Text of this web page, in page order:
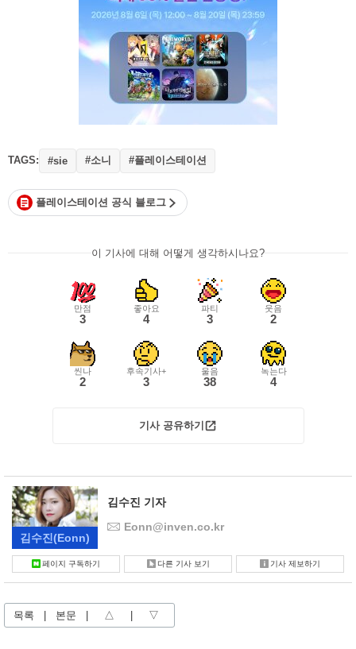
TAGS: #sie #소니 #플레이스테이션
플레이스테이션 공식 블로그
이 기사에 대해 어떻게 생각하시나요?
만점
3
좋아요
4
파티
3
웃음
2
씬나
2
후속기사+
3
울음
38
녹는다
4
기사 공유하기
김수진 (Eonn)
김수진 기자
Eonn@inven.co.kr
페이지 구독하기 다른 기사 보기 기사 제보하기
목록 본문 △ ▽